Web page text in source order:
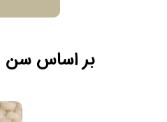
بر اساس سن